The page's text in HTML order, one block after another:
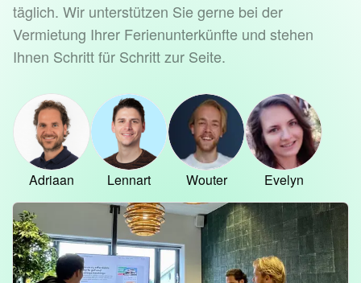
täglich. Wir unterstützen Sie gerne bei der
Vermietung Ihrer Ferienunterkünfte und stehen
Ihnen Schritt für Schritt zur Seite.
Adriaan Lennart Wouter Evelyn